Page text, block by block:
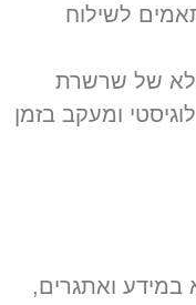
לשילוח
של שרשרת
ומעקב בזמן
ואתגרים,